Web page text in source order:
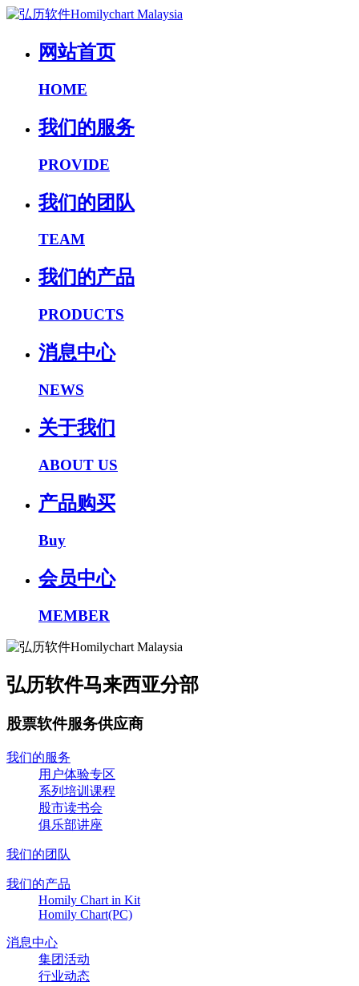
网站首页
HOME
我们的服务
PROVIDE
我们的团队
TEAM
我们的产品
PRODUCTS
消息中心
NEWS
关于我们
ABOUT US
产品购买
Buy
会员中心
MEMBER
弘历软件马来西亚分部
股票软件服务供应商
我们的服务
用户体验专区
系列培训课程
股市读书会
俱乐部讲座
我们的团队
我们的产品
Homily Chart in Kit
Homily Chart(PC)
消息中心
集团活动
行业动态